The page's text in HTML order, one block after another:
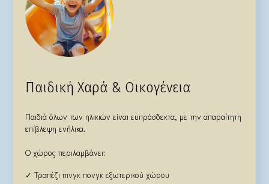
Παιδική Χαρά & Οικογένεια
Παιδιά όλων των ηλικιών είναι ευπρόσδεκτα, με την απαραίτητη
επίβλεψη ενήλικα.
Ο χώρος περιλαμβάνει:
✓ Τραπέζι πινγκ πονγκ εξωτερικού χώρου